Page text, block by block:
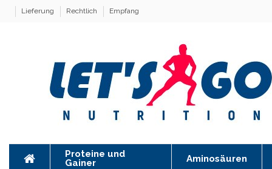
Lieferung Rechtlich Empfang
Proteine ​​und
Gainer
Aminosäuren